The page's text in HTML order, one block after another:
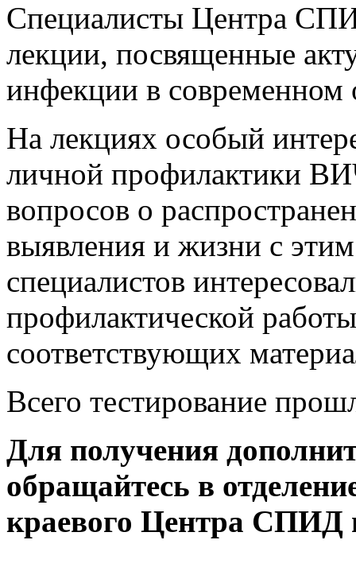
Специалисты Центра
лекции, посвященные
инфекции в современном
На лекциях особый
личной профилактики
вопросов о
выявления и жизни с
специалистов
профилактической
соответствующих
Всего тестирование
Для получения
обращайтесь в
краевого Центра СПИД